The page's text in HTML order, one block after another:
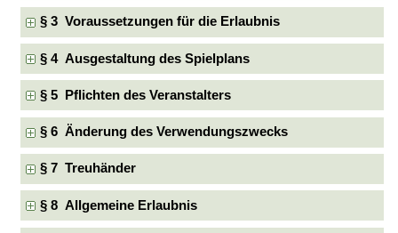
§ 3 Voraussetzungen für die Erlaubnis
§ 4 Ausgestaltung des Spielplans
§ 5 Pflichten des Veranstalters
§ 6 Änderung des Verwendungszwecks
§ 7 Treuhänder
§ 8 Allgemeine Erlaubnis